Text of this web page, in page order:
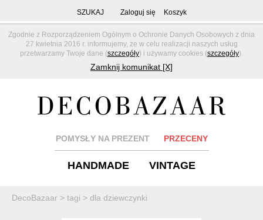
Zgodnie z Rozporządzeniem Ogólnym o Ochronie Danych Osobowych z dnia
27 kwietnia 2016 r. informujemy, że w celu realizacji naszych usług
przetwarzamy Twoje dane (szczegóły) i używamy cookies (szczegóły).
Zamknij komunikat [X]
SZUKAJ Zaloguj się Koszyk
POMYSŁY NA PREZENT PRZECENY
HANDMADE VINTAGE
DecoBazaar > tagi > dla dziewczynki